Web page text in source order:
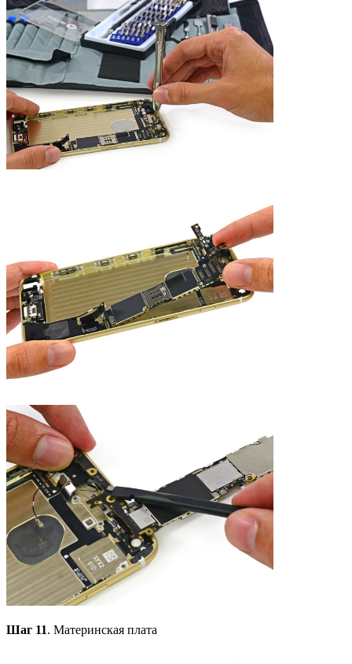
Шаг 11. Материнская плата